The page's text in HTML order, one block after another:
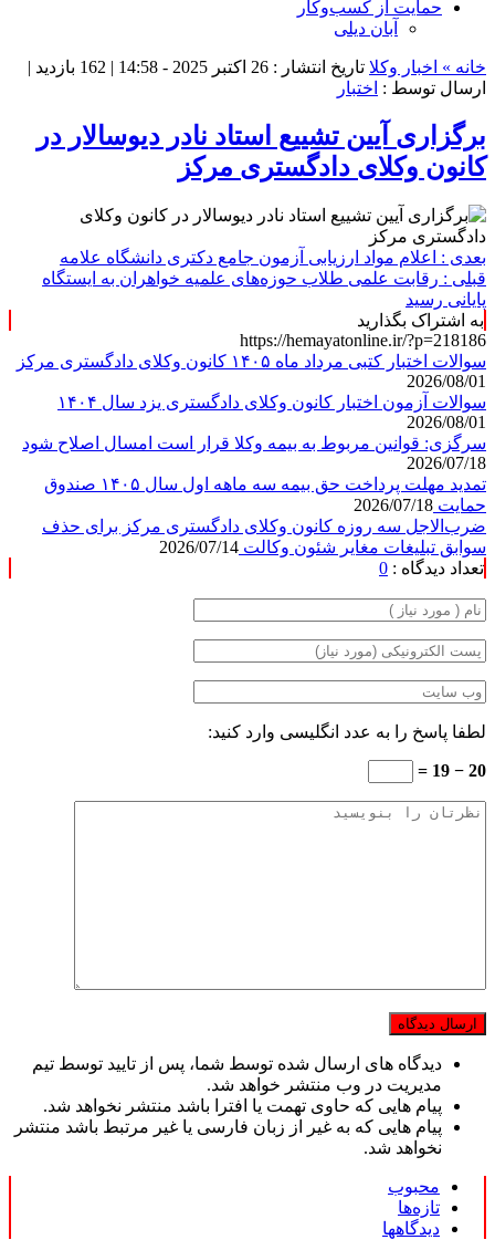
حمایت از کسب‌وکار
آبان دیلی
خانه » اخبار وکلا تاریخ انتشار : 26 اکتبر 2025 - 14:58 | 162 بازدید
|
ارسال توسط : اختبار
برگزاری آیین تشییع استاد نادر دیوسالار در
کانون وکلای دادگستری مرکز
بعدی : اعلام مواد ارزیابی آزمون جامع دکتری دانشگاه علامه
قبلی : رقابت علمی طلاب حوزه‌های علمیه خواهران به ایستگاه
پایانی رسید
به اشتراک بگذارید
https://hemayatonline.ir/?p=218186
سوالات اختبار کتبی مرداد ماه ۱۴۰۵ کانون وکلای دادگستری مرکز
2026/08/01
سوالات آزمون اختبار کانون وکلای دادگستری یزد سال ۱۴۰۴
2026/08/01
سرگزی: قوانین مربوط به بیمه وکلا قرار است امسال اصلاح شود
2026/07/18
تمدید مهلت پرداخت حق بیمه سه ماهه اول سال ۱۴۰۵ صندوق
حمایت 2026/07/18
ضرب‌الاجل سه روزه کانون وکلای دادگستری مرکز برای حذف
سوابق تبلیغات مغایر شئون وکالت 2026/07/14
تعداد دیدگاه : 0
لطفا پاسخ را به عدد انگلیسی وارد کنید:
20 − 19 =
دیدگاه های ارسال شده توسط شما، پس از تایید توسط تیم
مدیریت در وب منتشر خواهد شد.
پیام هایی که حاوی تهمت یا افترا باشد منتشر نخواهد شد.
پیام هایی که به غیر از زبان فارسی یا غیر مرتبط باشد منتشر
نخواهد شد.
محبوب
تازه‌ها
دیدگاهها